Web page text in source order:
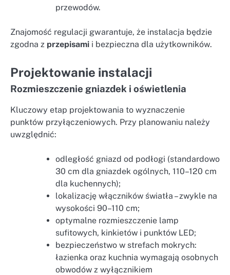
przewodów.
Znajomość regulacji gwarantuje, że instalacja będzie
zgodna z przepisami i bezpieczna dla użytkowników.
Projektowanie instalacji
Rozmieszczenie gniazdek i oświetlenia
Kluczowy etap projektowania to wyznaczenie
punktów przyłączeniowych. Przy planowaniu należy
uwzględnić:
odległość gniazd od podłogi (standardowo
30 cm dla gniazdek ogólnych, 110–120 cm
dla kuchennych);
lokalizację włączników światła – zwykle na
wysokości 90–110 cm;
optymalne rozmieszczenie lamp
sufitowych, kinkietów i punktów LED;
bezpieczeństwo w strefach mokrych:
łazienka oraz kuchnia wymagają osobnych
obwodów z wyłącznikiem